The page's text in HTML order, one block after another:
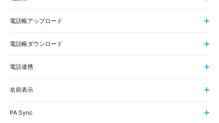
電話帳アップロード
電話帳ダウンロード
電話連携
名前表示
PA Sync